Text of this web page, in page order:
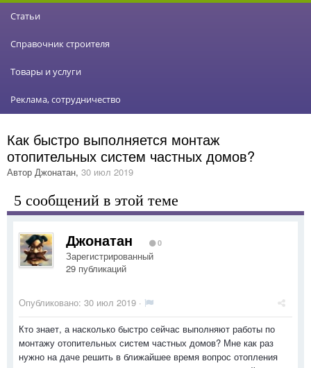
Статьи
Справочник строителя
Товары и услуги
Реклама, сотрудничество
Как быстро выполняется монтаж
отопительных систем частных домов?
Автор Джонатан, 30 июл 2019
5 сообщений в этой теме
Джонатан 0
Зарегистрированный
29 публикаций
Опубликовано: 30 июл 2019 ·
Кто знает, а насколько быстро сейчас выполняют работы по
монтажу отопительных систем частных домов? Мне как раз
нужно на даче решить в ближайшее время вопрос отопления